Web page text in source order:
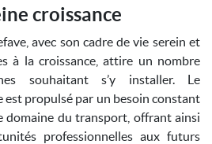
croissance
avec son cadre de vie serein et
à la croissance, attire un nombre
souhaitant s’y installer. Le
est propulsé par un besoin constant
domaine du transport, offrant ainsi
professionnelles aux futurs